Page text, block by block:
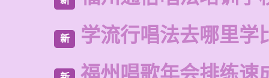
新 学流行唱法去哪里学
福州唱歌年会排练速